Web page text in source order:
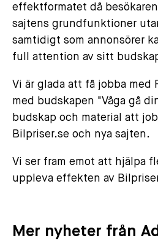
effektformatet då
sajtens grundfunktioner
samtidigt som annonsörer
full attention av sitt
Vi är glada att få jobba med
med budskapen "Våga gå
budskap och material att
Bilpriser.se och nya sajten.
Vi ser fram emot att hjälpa
uppleva effekten av
Mer nyheter från